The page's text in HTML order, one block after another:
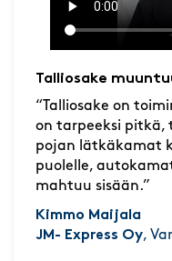
Talliosake
“Talliosake on
on tarpeeksi pitkä,
pojan lätkäkamat
puolelle,
mahtuu sisään.”
Kimmo Maijala
JM- Express Oy,